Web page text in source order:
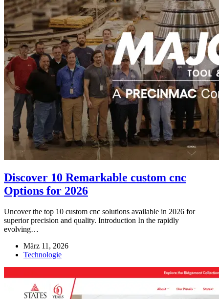
Discover 10 Remarkable custom cnc
Options for 2026
Uncover the top 10 custom cnc solutions available in 2026 for
superior precision and quality. Introduction In the rapidly
evolving…
März 11, 2026
Technologie